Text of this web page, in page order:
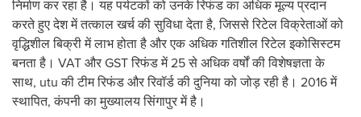
निर्माण कर रहा है। यह पर्यटकों को उनके रिफंड का अधिक मूल्य प्रदान
करते हुए देश में तत्काल खर्च की सुविधा देता है, जिससे रिटेल विक्रेताओं को
वृद्धिशील बिक्री में लाभ होता है और एक अधिक गतिशील रिटेल इकोसिस्टम
बनता है। VAT और GST रिफंड में 25 से अधिक वर्षों की विशेषज्ञता के
साथ, utu की टीम रिफंड और रिवॉर्ड की दुनिया को जोड़ रही है। 2016 में
स्थापित, कंपनी का मुख्यालय सिंगापुर में है।